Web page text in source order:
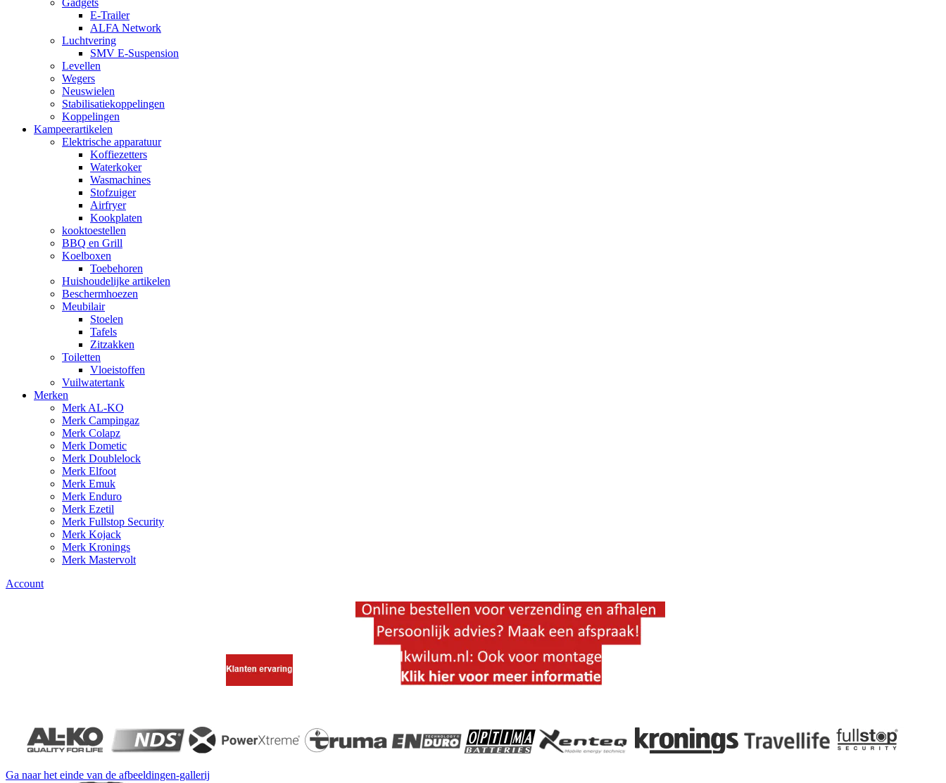
Gadgets
E-Trailer
ALFA Network
Luchtvering
SMV E-Suspension
Levellen
Wegers
Neuswielen
Stabilisatiekoppelingen
Koppelingen
Kampeerartikelen
Elektrische apparatuur
Koffiezetters
Waterkoker
Wasmachines
Stofzuiger
Airfryer
Kookplaten
kooktoestellen
BBQ en Grill
Koelboxen
Toebehoren
Huishoudelijke artikelen
Beschermhoezen
Meubilair
Stoelen
Tafels
Zitzakken
Toiletten
Vloeistoffen
Vuilwatertank
Merken
Merk AL-KO
Merk Campingaz
Merk Colapz
Merk Dometic
Merk Doublelock
Merk Elfoot
Merk Emuk
Merk Enduro
Merk Ezetil
Merk Fullstop Security
Merk Kojack
Merk Kronings
Merk Mastervolt
Account
Ga naar het einde van de afbeeldingen-gallerij